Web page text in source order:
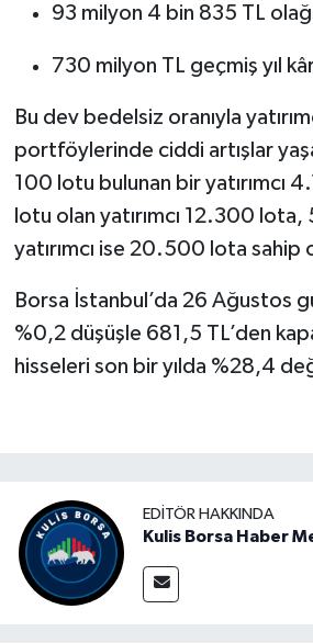
93 milyon 4 bin 835 TL
730 milyon TL geçmiş yıl
Bu dev bedelsiz oranıyla
portföylerinde ciddi artışlar
100 lotu bulunan bir yatırımcı
lotu olan yatırımcı 12.300
yatırımcı ise 20.500 lota sahip
Borsa İstanbul’da 26 Ağustos
%0,2 düşüşle 681,5 TL’den
hisseleri son bir yılda %28,4
EDITÖR HAKKINDA
Kulis Borsa Haber